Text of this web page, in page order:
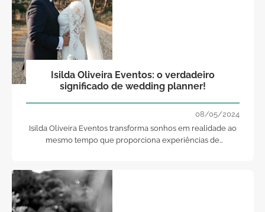
Isilda Oliveira Eventos: o verdadeiro
significado de wedding planner!
08/05/2024
Isilda Oliveira Eventos transforma sonhos em realidade ao
mesmo tempo que proporciona experiências de